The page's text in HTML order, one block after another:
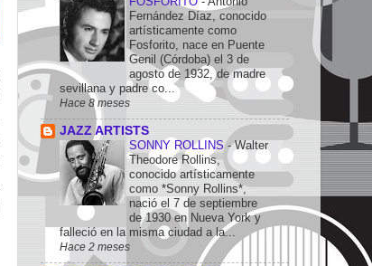
Fernández Díaz, conocido
artísticamente como
Fosforito, nace en Puente
Genil (Córdoba) el 3 de
agosto de 1932, de madre
sevillana y padre co...
Hace 8 meses
JAZZ ARTISTS
SONNY ROLLINS-Walter
Theodore Rollins,
conocido artísticamente
como *Sonny Rollins*,
nació el 7 de septiembre
de 1930 en Nueva York y
falleció en la misma ciudad a la...
Hace 2 meses